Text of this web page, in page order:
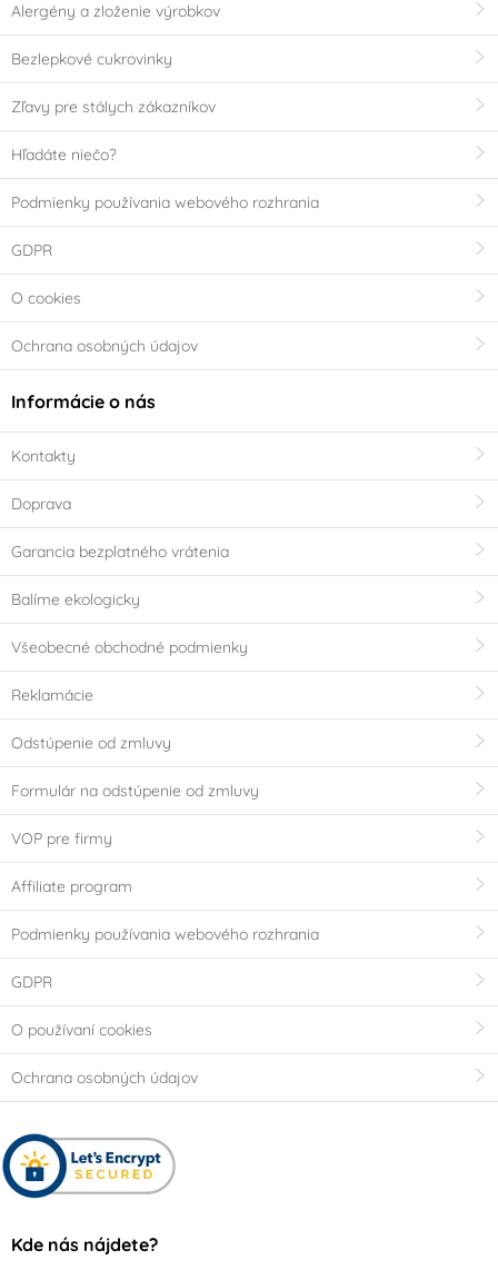
Alergény a zloženie výrobkov
Bezlepkové cukrovinky
Zľavy pre stálych zákazníkov
Hľadáte niečo?
Podmienky používania webového rozhrania
GDPR
O cookies
Ochrana osobných údajov
Informácie o nás
Kontakty
Doprava
Garancia bezplatného vrátenia
Balíme ekologicky
Všeobecné obchodné podmienky
Reklamácie
Odstúpenie od zmluvy
Formulár na odstúpenie od zmluvy
VOP pre firmy
Affiliate program
Podmienky používania webového rozhrania
GDPR
O používaní cookies
Ochrana osobných údajov
Kde nás nájdete?